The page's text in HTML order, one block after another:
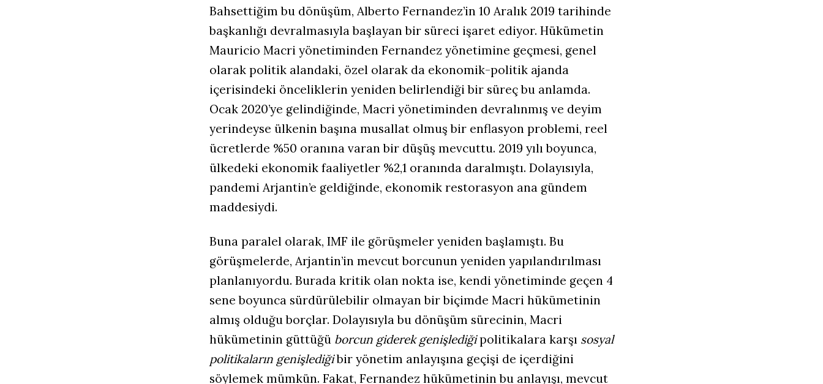
Bahsettiğim bu dönüşüm, Alberto Fernandez’in 10 Aralık 2019 tarihinde
başkanlığı devralmasıyla başlayan bir süreci işaret ediyor. Hükümetin
Mauricio Macri yönetiminden Fernandez yönetimine geçmesi, genel
olarak politik alandaki, özel olarak da ekonomik-politik ajanda
içerisindeki önceliklerin yeniden belirlendiği bir süreç bu anlamda.
Ocak 2020’ye gelindiğinde, Macri yönetiminden devralınmış ve deyim
yerindeyse ülkenin başına musallat olmuş bir enflasyon problemi, reel
ücretlerde %50 oranına varan bir düşüş mevcuttu. 2019 yılı boyunca,
ülkedeki ekonomik faaliyetler %2,1 oranında daralmıştı. Dolayısıyla,
pandemi Arjantin’e geldiğinde, ekonomik restorasyon ana gündem
maddesiydi.
Buna paralel olarak, IMF ile görüşmeler yeniden başlamıştı. Bu
görüşmelerde, Arjantin’in mevcut borcunun yeniden yapılandırılması
planlanıyordu. Burada kritik olan nokta ise, kendi yönetiminde geçen 4
sene boyunca sürdürülebilir olmayan bir biçimde Macri hükümetinin
almış olduğu borçlar. Dolayısıyla bu dönüşüm sürecinin, Macri
hükümetinin güttüğü borcun giderek genişlediğipolitikalara karşı sosyal
politikaların genişlediğibir yönetim anlayışına geçişi de içerdiğini
söylemek mümkün. Fakat, Fernandez hükümetinin bu anlayışı, mevcut